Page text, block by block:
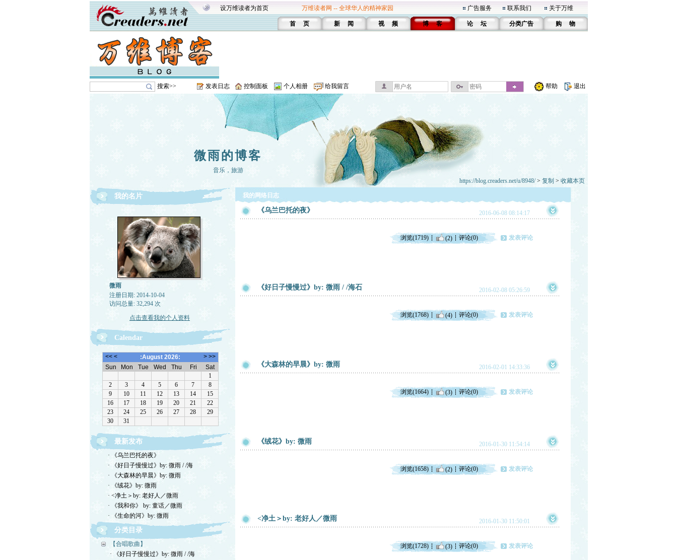
设万维读者为首页 万维读者网 -- 全球华人的精神家园 广告服务 联系我们 关于万维
首 页 新 闻 视 频 博 客 论 坛 分类广告 购 物
搜索>> 发表日志 控制面板 个人相册 给我留言 帮助 退出
微雨的博客
音乐，旅游
https://blog.creaders.net/u/8948/> 复制 > 收藏本页
我的名片
微雨
注册日期: 2014-10-04
访问总量: 32,294 次
点击查看我的个人资料
Calendar
最新发布
· 《乌兰巴托的夜》
· 《好日子慢慢过》by: 微雨 / /海
· 《大森林的早晨》by: 微雨
· 《绒花》by: 微雨
· <净土＞by: 老好人／微雨
· 《我和你》 by: 童话／微雨
· 《生命的河》by: 微雨
分类目录
【合唱歌曲】
· 《好日子慢慢过》by: 微雨 / /海
我的网络日志
《乌兰巴托的夜》 2016-06-08 08:14:17
浏览(1719) (2) 评论(0) 发表评论
《好日子慢慢过》by: 微雨 / /海石 2016-02-08 05:26:59
浏览(1768) (4) 评论(0) 发表评论
《大森林的早晨》by: 微雨 2016-02-01 14:33:36
浏览(1664) (3) 评论(0) 发表评论
《绒花》by: 微雨 2016-01-30 11:54:14
浏览(1658) (2) 评论(0) 发表评论
<净土＞by: 老好人／微雨 2016-01-30 11:50:01
浏览(1728) (3) 评论(0) 发表评论